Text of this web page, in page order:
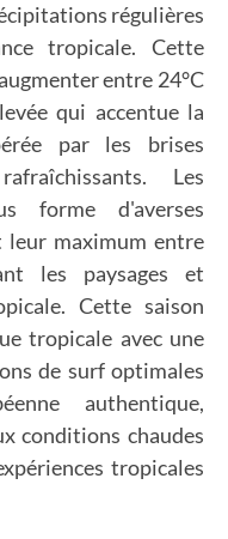
régulières
tropicale. Cette
entre 24°C
qui accentue la
par les brises
Les
forme d'averses
leur maximum entre
les paysages et
Cette saison
tropicale avec une
de surf optimales
authentique,
conditions chaudes
tropicales